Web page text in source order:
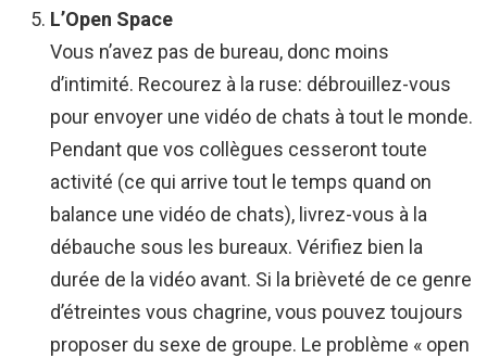
L’Open Space
Vous n’avez pas de bureau, donc moins
d’intimité. Recourez à la ruse: débrouillez-vous
pour envoyer une vidéo de chats à tout le monde.
Pendant que vos collègues cesseront toute
activité (ce qui arrive tout le temps quand on
balance une vidéo de chats), livrez-vous à la
débauche sous les bureaux. Vérifiez bien la
durée de la vidéo avant. Si la brièveté de ce genre
d’étreintes vous chagrine, vous pouvez toujours
proposer du sexe de groupe. Le problème « open